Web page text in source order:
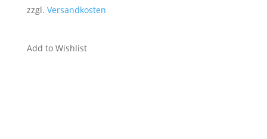
zzgl. Versandkosten
Add to Wishlist